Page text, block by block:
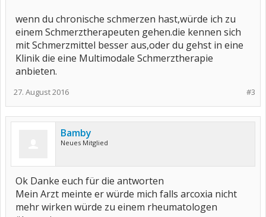
wenn du chronische schmerzen hast,würde ich zu
einem Schmerztherapeuten gehen.die kennen sich
mit Schmerzmittel besser aus,oder du gehst in eine
Klinik die eine Multimodale Schmerztherapie
anbieten.
#3
27. August 2016
Bamby
Neues Mitglied
Ok Danke euch für die antworten
Mein Arzt meinte er würde mich falls arcoxia nicht
mehr wirken würde zu einem rheumatologen